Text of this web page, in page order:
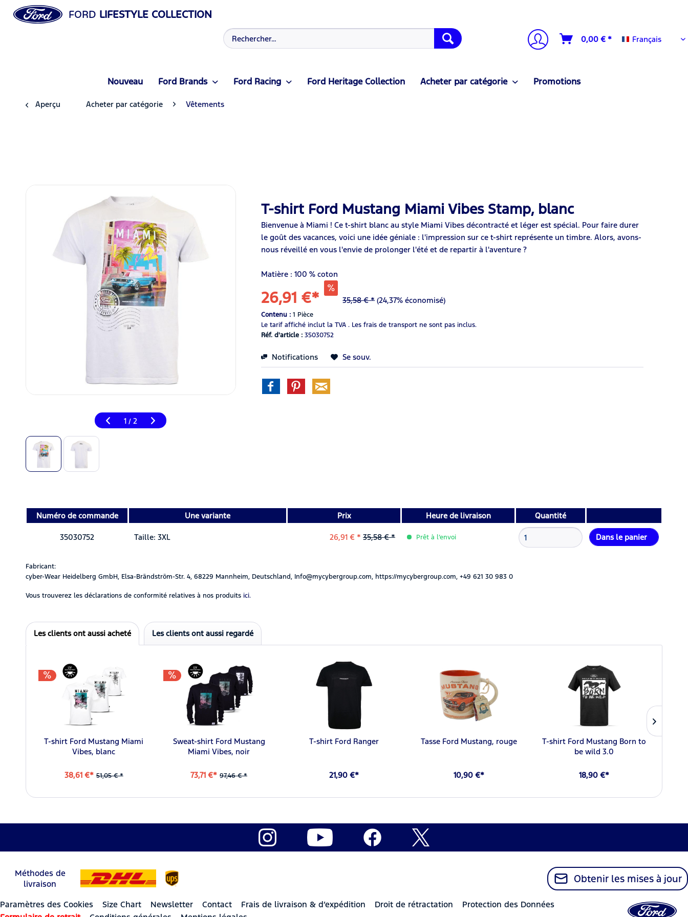
FORD LIFESTYLE COLLECTION
0,00 € * Français
Français
Nouveau Ford Brands Ford Racing Ford Heritage Collection Acheter par catégorie Promotions
Aperçu Acheter par catégorie Vêtements
1 / 2
T-shirt Ford Mustang Miami Vibes Stamp, blanc
Bienvenue à Miami ! Ce t-shirt blanc au style Miami Vibes décontracté et léger est spécial. Pour faire durer
le goût des vacances, voici une idée géniale : l'impression sur ce t-shirt représente un timbre. Alors, avons-
nous réveillé en vous l'envie de prolonger l'été et de repartir à l'aventure ?
Matière : 100 % coton
26,91 €* 35,58 € * (24,37% économisé)
Contenu :1 Pièce
Le tarif affiché inclut la TVA . Les frais de transport ne sont pas inclus.
Réf. d'article :35030752
Notifications Se souv.
Numéro de commande Une variante Prix Heure de livraison Quantité
35030752 Taille: 3XL 26,91 € * 35,58 € * Prêt à l’envoi Dans le panier
Fabricant:
cyber-Wear Heidelberg GmbH, Elsa-Brändström-Str. 4, 68229 Mannheim, Deutschland, Info@mycybergroup.com, https://mycybergroup.com, +49 621 30 983 0
Vous trouverez les déclarations de conformité relatives à nos produits ici.
Les clients ont aussi acheté Les clients ont aussi regardé
T-shirt Ford Mustang Miami
Vibes, blanc
38,61 €* 51,05 € *
Sweat-shirt Ford Mustang
Miami Vibes, noir
73,71 €* 97,46 € *
T-shirt Ford Ranger
21,90 €*
Tasse Ford Mustang, rouge
10,90 €*
T-shirt Ford Mustang Born to
be wild 3.0
18,90 €*
Méthodes de
livraison
Obtenir les mises à jour
Paramètres des Cookies Size Chart Newsletter Contact Frais de livraison & d’expédition Droit de rétractation
Protection des Données